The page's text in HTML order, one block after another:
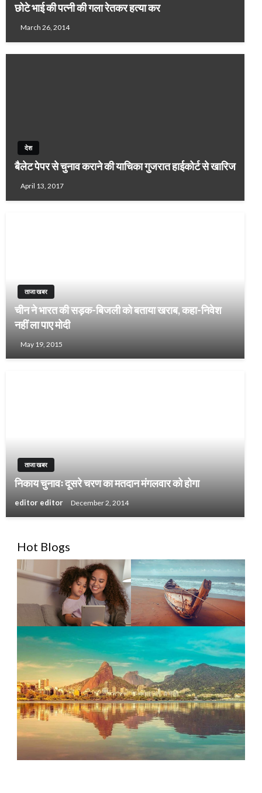
छोटे भाई की पत्नी की गला रेतकर हत्या कर
March 26, 2014
देश
बैलेट पेपर से चुनाव कराने की याचिका गुजरात हाईकोर्ट से खारिज
April 13, 2017
ताजा खबर
चीन ने भारत की सड़क-बिजली को बताया खराब, कहा-निवेश
नहीं ला पाए मोदी
May 19, 2015
ताजा खबर
निकाय चुनावः दूसरे चरण का मतदान मंगलवार को होगा
editor editor December 2, 2014
Hot Blogs